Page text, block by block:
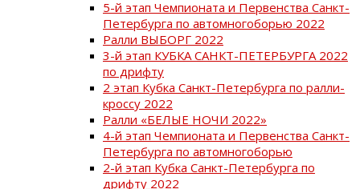
5-й этап Чемпионата и Первенства Санкт-
Петербурга по автомногоборью 2022
Ралли ВЫБОРГ 2022
3-й этап КУБКА САНКТ-ПЕТЕРБУРГА 2022
по дрифту
2 этап Кубка Санкт-Петербурга по ралли-
кроссу 2022
Ралли «БЕЛЫЕ НОЧИ 2022»
4-й этап Чемпионата и Первенства Санкт-
Петербурга по автомногоборью
2-й этап Кубка Санкт-Петербурга по
дрифту 2022